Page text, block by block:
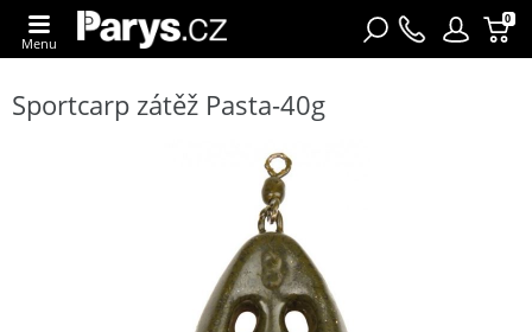
0
Menu
Sportcarp zátěž Pasta-40g